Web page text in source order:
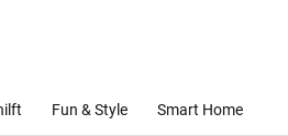
Fun & Style Smart Home